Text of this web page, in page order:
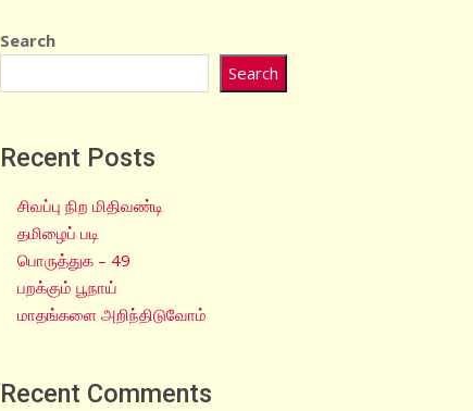
Search
Search
Recent Posts
சிவப்பு நிற மிதிவண்டி
தமிழைப் படி
பொருத்துக – 49
பறக்கும் பூநாய்
மாதங்களை அறிந்திடுவோம்
Recent Comments